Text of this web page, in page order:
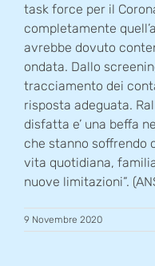
task force per il
completamente
avrebbe dovuto
ondata. Dallo
tracciamento dei
risposta adeguata.
disfatta e’ una beffa
che stanno soffrendo
vita quotidiana,
nuove limitazioni”.
9 Novembre 2020